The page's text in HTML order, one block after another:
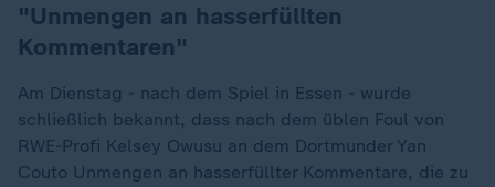
"Unmengen an hasserfüllten
Kommentaren"
Am Dienstag - nach dem Spiel in Essen - wurde
schließlich bekannt, dass nach dem üblen Foul von
RWE-Profi Kelsey Owusu an dem Dortmunder Yan
Couto Unmengen an hasserfüllter Kommentare, die zu